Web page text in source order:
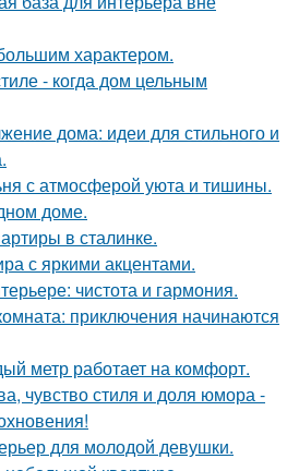
характером.
- когда дом цельным
дома: идеи для стильного и
с атмосферой уюта и тишины.
доме.
в сталинке.
с яркими акцентами.
чистота и гармония.
приключения начинаются
метр работает на комфорт.
чувство стиля и доля юмора -
для молодой девушки.